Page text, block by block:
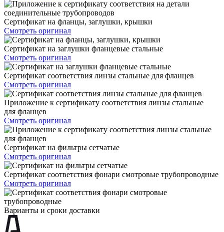
Сертификат на фланцы, заглушки, крышки
Смотреть оригинал
Сертификат на заглушки фланцевые стальные
Смотреть оригинал
Сертификат соответствия линзы стальные для фланцев
Смотреть оригинал
Приложение к сертификату соответствия линзы стальные
для фланцев
Смотреть оригинал
Сертификат на фильтры сетчатые
Смотреть оригинал
Сертификат соответствия фонари смотровые трубопроводные
Смотреть оригинал
Варианты и сроки доставки